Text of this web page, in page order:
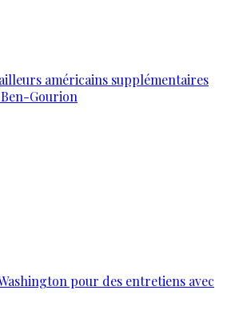
américains supplémentaires
Gourion
pour des entretiens avec